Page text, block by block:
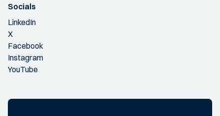
Socials
LinkedIn
X
Facebook
Instagram
YouTube